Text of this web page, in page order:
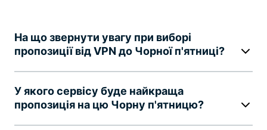
На що звернути увагу при виборі
пропозиції від VPN до Чорної п'ятниці?
У якого сервісу буде найкраща
пропозиція на цю Чорну п'ятницю?